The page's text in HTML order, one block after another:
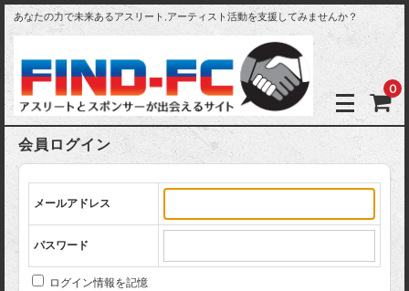
あなたの力で未来あるアスリート,アーティスト活動を支援してみませんか？
0
会員ログイン
メールアドレス
パスワード
ログイン情報を記憶